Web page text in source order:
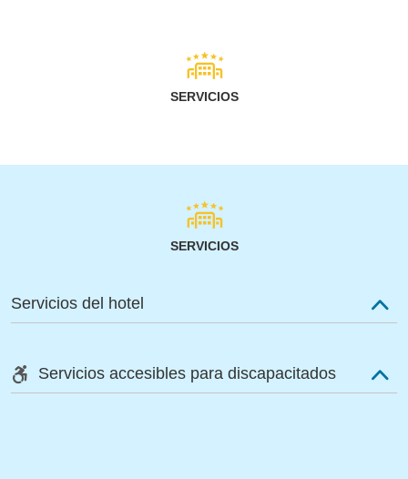
SERVICIOS
SERVICIOS
Servicios del hotel
Servicios accesibles para discapacitados